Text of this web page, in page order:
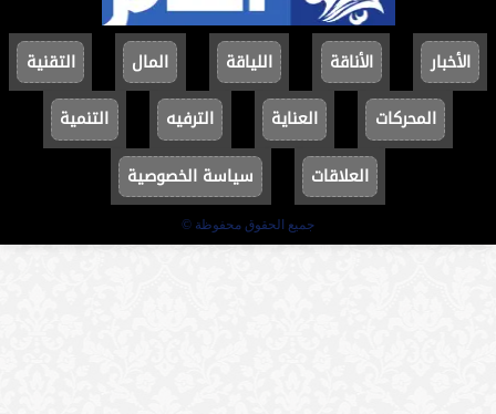
الأخبار الأناقة اللياقة المال
التقنية
المحركات
العناية الترفيه
التنمية
العلاقات
سياسة الخصوصية
جميع الحقوق محفوظة ©